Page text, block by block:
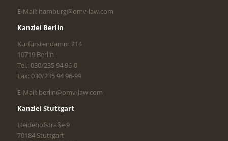
E-Mail: hamburg@omv-law.com
Kanzlei Berlin
Kurfürstendamm 214
10719 Berlin
Tel.: 030/235 94 96-0
Fax: 030/235 94 96-99
E-Mail: berlin@omv-law.com
Kanzlei Stuttgart
Heidehofstraße 9
70184 Stuttgart